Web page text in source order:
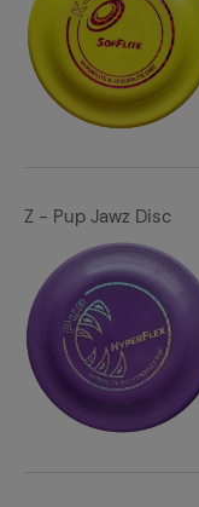
Z - Pup Jawz Disc